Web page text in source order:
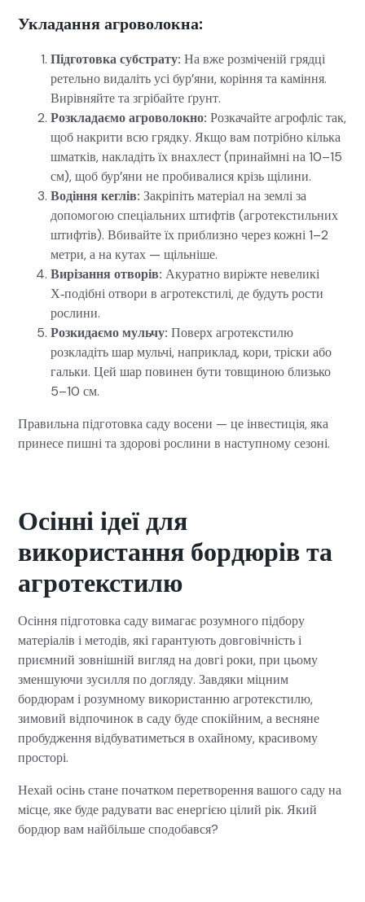
Укладання агроволокна:
Підготовка субстрату: На вже розміченій грядці
ретельно видаліть усі бур’яни, коріння та каміння.
Вирівняйте та згрібайте ґрунт.
Розкладаємо агроволокно: Розкачайте агрофліс так,
щоб накрити всю грядку. Якщо вам потрібно кілька
шматків, накладіть їх внахлест (принаймні на 10–15
см), щоб бур’яни не пробивалися крізь щілини.
Водіння кеглів: Закріпіть матеріал на землі за
допомогою спеціальних штифтів (агротекстильних
штифтів). Вбивайте їх приблизно через кожні 1–2
метри, а на кутах — щільніше.
Вирізання отворів: Акуратно виріжте невеликі
Х‑подібні отвори в агротекстилі, де будуть рости
рослини.
Розкидаємо мульчу: Поверх агротекстилю
розкладіть шар мульчі, наприклад, кори, тріски або
гальки. Цей шар повинен бути товщиною близько
5–10 см.
Правильна підготовка саду восени — це інвестиція, яка
принесе пишні та здорові рослини в наступному сезоні.
Осінні ідеї для
використання бордюрів та
агротекстилю
Осіння підготовка саду вимагає розумного підбору
матеріалів і методів, які гарантують довговічність і
приємний зовнішній вигляд на довгі роки, при цьому
зменшуючи зусилля по догляду. Завдяки міцним
бордюрам і розумному використанню агротекстилю,
зимовий відпочинок в саду буде спокійним, а весняне
пробудження відбуватиметься в охайному, красивому
просторі.
Нехай осінь стане початком перетворення вашого саду на
місце, яке буде радувати вас енергією цілий рік. Який
бордюр вам найбільше сподобався?